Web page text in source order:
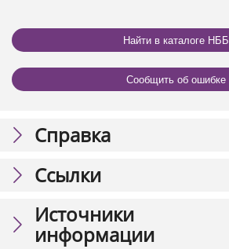
Найти в каталоге НББ
Сообщить об ошибке
Справка
Ссылки
Источники
информации